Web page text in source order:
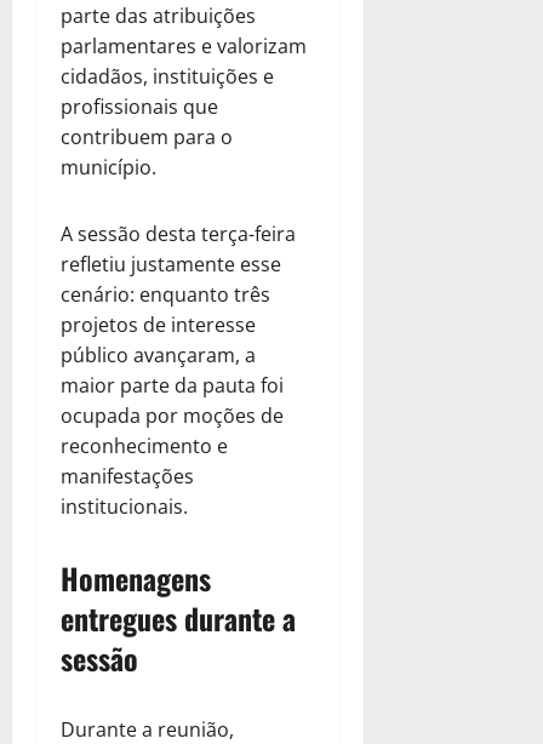
parte das atribuições
parlamentares e valorizam
cidadãos, instituições e
profissionais que
contribuem para o
município.
A sessão desta terça-feira
refletiu justamente esse
cenário: enquanto três
projetos de interesse
público avançaram, a
maior parte da pauta foi
ocupada por moções de
reconhecimento e
manifestações
institucionais.
Homenagens
entregues durante a
sessão
Durante a reunião,